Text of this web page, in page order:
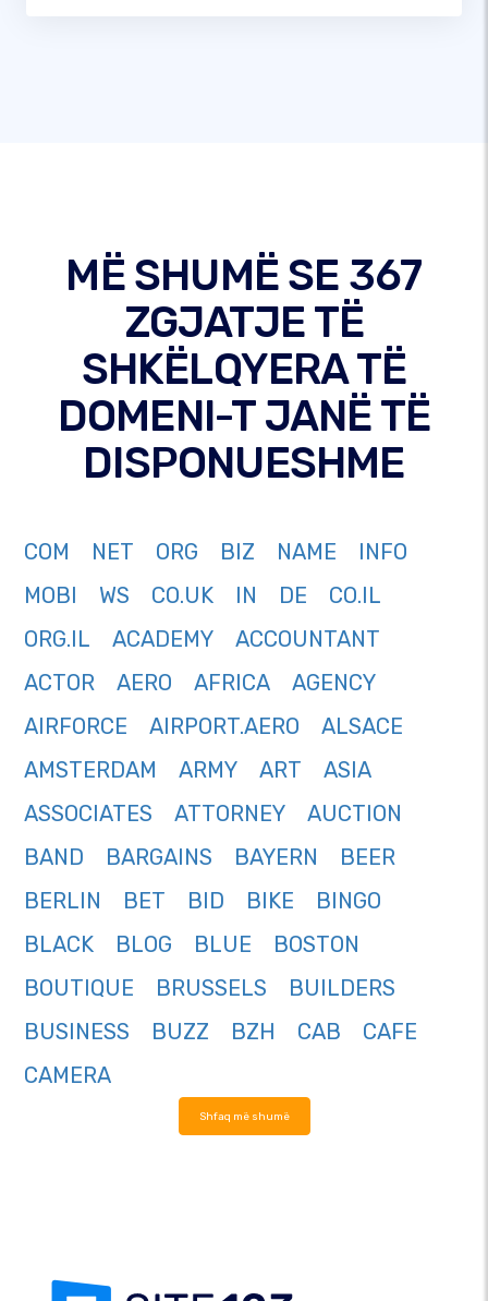
MË SHUMË SE 367
ZGJATJE TË
SHKËLQYERA TË
DOMENI-T JANË TË
DISPONUESHME
COM NET ORG BIZ NAME
INFO
MOBI
WS CO.UK IN DE
CO.IL
ORG.IL
ACADEMY
ACCOUNTANT
ACTOR
AERO AFRICA
AGENCY
AIRFORCE
AIRPORT.AERO
ALSACE
AMSTERDAM
ARMY ART
ASIA
ASSOCIATES
ATTORNEY
AUCTION
BAND
BARGAINS BAYERN
BEER
BERLIN
BET BID BIKE
BINGO
BLACK
BLOG BLUE
BOSTON
BOUTIQUE
BRUSSELS
BUILDERS
BUSINESS
BUZZ BZH CAB
CAFE
CAMERA
Shfaq më shumë